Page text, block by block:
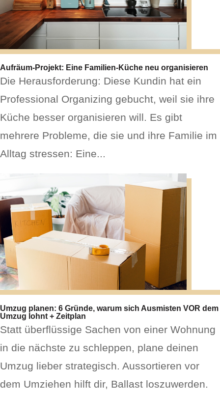
Aufräum-Projekt: Eine Familien-Küche neu organisieren
Die Herausforderung: Diese Kundin hat ein
Professional Organizing gebucht, weil sie ihre
Küche besser organisieren will. Es gibt
mehrere Probleme, die sie und ihre Familie im
Alltag stressen: Eine...
Umzug planen: 6 Gründe, warum sich Ausmisten VOR dem
Umzug lohnt + Zeitplan
Statt überflüssige Sachen von einer Wohnung
in die nächste zu schleppen, plane deinen
Umzug lieber strategisch. Aussortieren vor
dem Umziehen hilft dir, Ballast loszuwerden.